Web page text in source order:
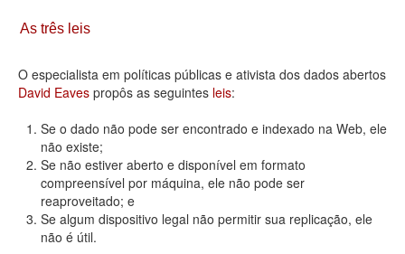
Contato
As três leis
O especialista em políticas públicas e ativista dos dados abertos
David Eaves propôs as seguintes leis:
Se o dado não pode ser encontrado e indexado na Web, ele
não existe;
Se não estiver aberto e disponível em formato
compreensível por máquina, ele não pode ser
reaproveitado; e
Se algum dispositivo legal não permitir sua replicação, ele
não é útil.